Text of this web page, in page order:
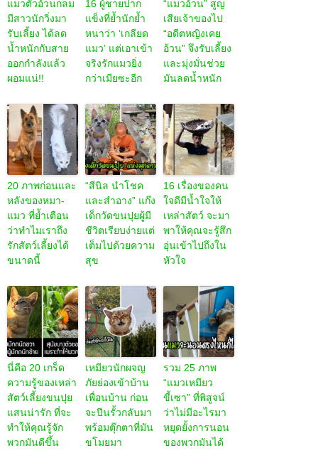
แมวตัวอ้วนกลม
มีสาวนักวิ่งมา
รับเลี้ยง ได้ลด
น้ำหนักกับสาย
ออกกำลังแล้ว
ผอมแน่!!
16 ผู้ชายปาก
แข็งที่ย้ำนักย้ำ
หนาว่า ‘เกลียด
แมว’ แต่เอาเข้า
จริงรักแมวยิ่ง
กว่าเมียซะอีก
“แมวอ้วน” สูญ
เสียเจ้าของไป
“อดีตหญิงเคย
อ้วน” จึงรับเลี้ยง
และมุ่งมั่นช่วย
มันลดน้ำหนัก
20 ภาพก่อนและ
หลังของหมา-
แมว ที่ย้ำเตือน
ว่าทำไมเราถึง
รักสัตว์เลี้ยงได้
ขนาดนี้
“สีนิล นำโชค
และสำอาง” แก๊ง
เด็กวัดขนปุยผู้มี
ชีวิตเรียบง่ายแต่
เต็มไปด้วยความ
สุข
16 เรื่องของคน
ใจดีมีน้ำใจให้
เหล่าสัตว์ จะมา
พาให้คุณจะรู้สึก
อุ่นเข้าไปถึงใน
หัวใจ
นี่คือ 20 เกร็ด
ความรู้ของเหล่า
สัตว์เลี้ยงขนปุย
แสนน่ารัก ที่จะ
ทำให้คุณรู้จัก
พวกมันดีขึ้น
เหมียวนักผจญ
ภัยย่องเข้าบ้าน
เพื่อนบ้าน ก่อน
จะปีนรั้วกลับมา
พร้อมตุ๊กตาที่มัน
ขโมยมา
รวม 25 ภาพ
“แมวเหมียว
ขี้เซา” ที่พิสูจน์
ว่าไม่มีอะไรมา
หยุดยั้งการนอน
ของพวกมันได้